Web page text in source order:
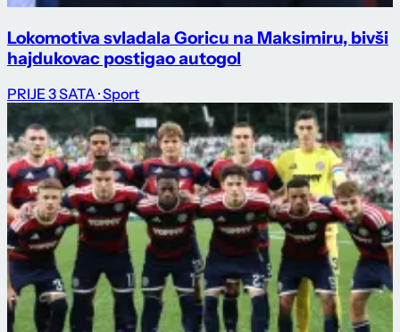
Lokomotiva svladala Goricu na Maksimiru, bivši
hajdukovac postigao autogol
PRIJE 3 SATA · Sport